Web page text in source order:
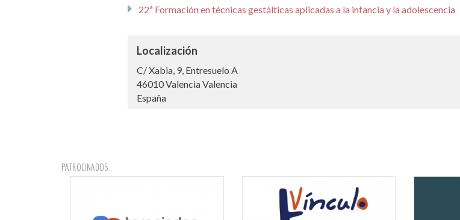
22ª Formación en técnicas gestálticas aplicadas a la infancia y la adolescencia
Localización
C/ Xabia, 9, Entresuelo A
46010ValenciaValencia
España
PATROCINADOS